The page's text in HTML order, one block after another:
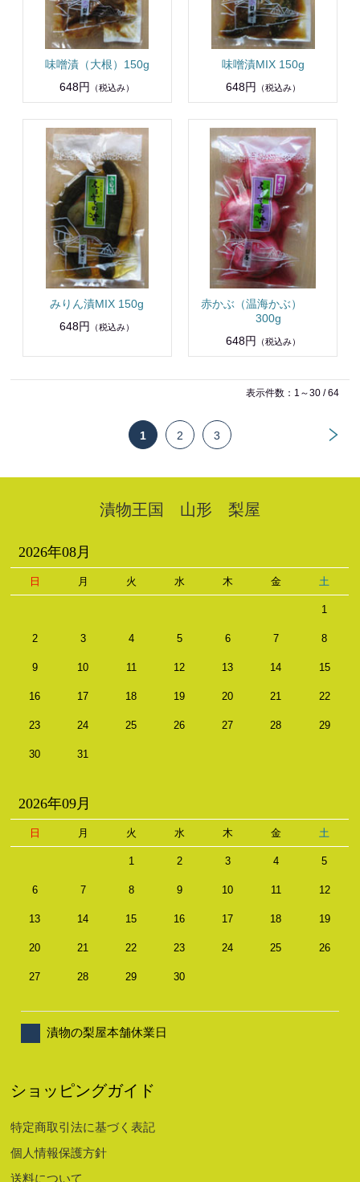
味噌漬（大根）150g
648円
（税込み）
味噌漬MIX 150g
648円
（税込み）
みりん漬MIX 150g
648円
（税込み）
赤かぶ（温海かぶ）
300g
648円
（税込み）
表示件数：1～30 / 64
1 2 3
漬物王国 山形 梨屋
2026年08月
日 月 火 水 木 金 土
1
2 3 4 5 6 7 8
9 10 11 12 13 14 15
16 17 18 19 20 21 22
23 24 25 26 27 28 29
30 31
2026年09月
日 月 火 水 木 金 土
1 2 3 4 5
6 7 8 9 10 11 12
13 14 15 16 17 18 19
20 21 22 23 24 25 26
27 28 29 30
漬物の梨屋本舗休業日
ショッピングガイド
特定商取引法に基づく表記
個人情報保護方針
送料について